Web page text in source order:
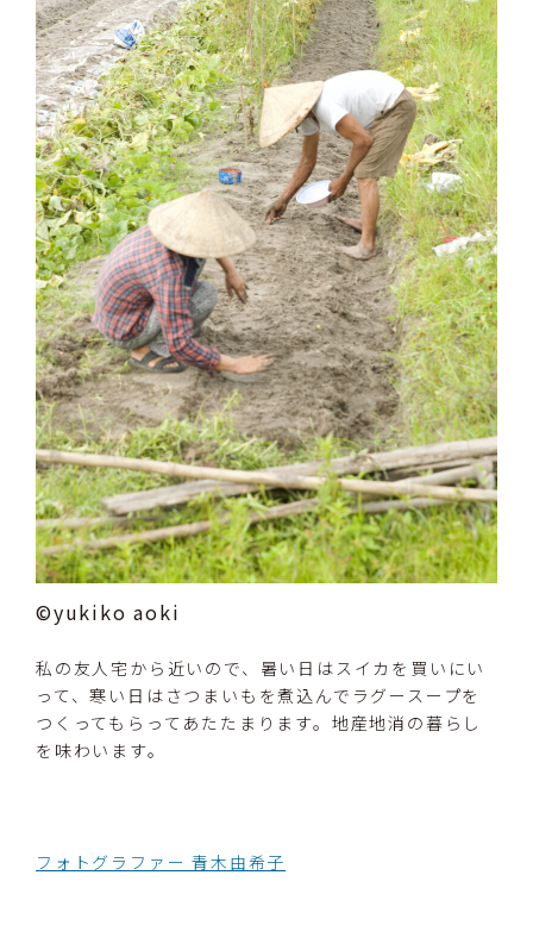
©yukiko aoki
私の友人宅から近いので、暑い日はスイカを買いにい
って、寒い日はさつまいもを煮込んでラグースープを
つくってもらってあたたまります。地産地消の暮らし
を味わいます。
フォトグラファー 青木由希子